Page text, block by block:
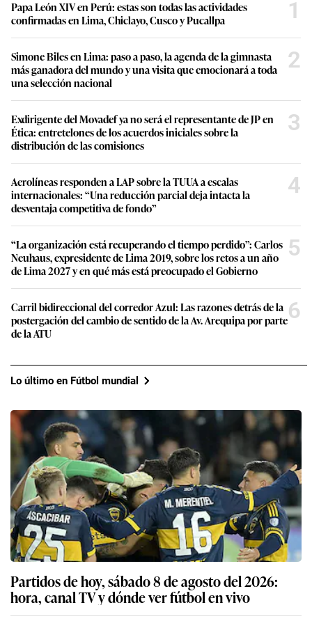
Papa León XIV en Perú: estas son todas las actividades
confirmadas en Lima, Chiclayo, Cusco y Pucallpa
1
Simone Biles en Lima: paso a paso, la agenda de la gimnasta
más ganadora del mundo y una visita que emocionará a toda
una selección nacional
2
Exdirigente del Movadef ya no será el representante de JP en
Ética: entretelones de los acuerdos iniciales sobre la
distribución de las comisiones
3
Aerolíneas responden a LAP sobre la TUUA a escalas
internacionales: “Una reducción parcial deja intacta la
desventaja competitiva de fondo”
4
“La organización está recuperando el tiempo perdido”: Carlos
Neuhaus, expresidente de Lima 2019, sobre los retos a un año
de Lima 2027 y en qué más está preocupado el Gobierno
5
Carril bidireccional del corredor Azul: Las razones detrás de la
postergación del cambio de sentido de la Av. Arequipa por parte
de la ATU
6
Lo último en Fútbol mundial
Partidos de hoy, sábado 8 de agosto del 2026:
hora, canal TV y dónde ver fútbol en vivo